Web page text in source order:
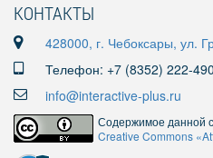
КОНТАКТЫ
428000, г. Чебоксары, ул.
Телефон: +7 (8352) 222-490
info@interactive-plus.ru
Содержимое данной
Creative Commons